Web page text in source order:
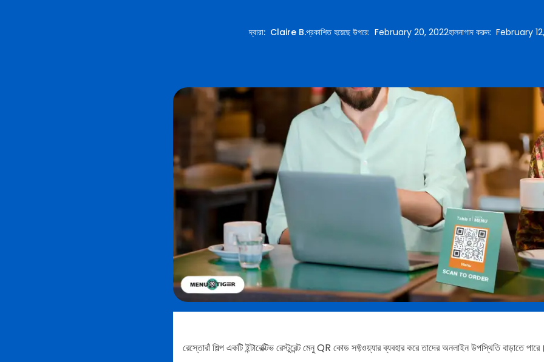
দ্বারা: Claire B.প্রকাশিত হয়েছে উপরে: February 20, 2022হালনাগাদ করুন: February
রেস্তোরাঁ শিল্প একটি ইন্টারেক্টিভ রেস্টুরেন্ট মেনু QR কোড সফ্টওয়্যার ব্যবহার করে তাদের অনলাইন উপস্থিতি বাড়াতে